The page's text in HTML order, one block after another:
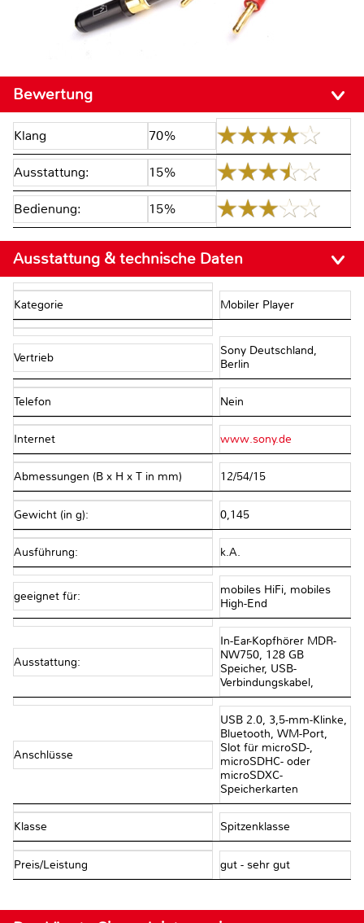
Bewertung
Klang 70%
Ausstattung: 15%
Bedienung: 15%
Ausstattung & technische Daten
Kategorie Mobiler Player
Vertrieb
Sony Deutschland,
Berlin
Telefon Nein
Internet www.sony.de
Abmessungen (B x H x T in mm) 12/54/15
Gewicht (in g): 0,145
Ausführung: k.A.
geeignet für:
mobiles HiFi, mobiles
High-End
Ausstattung:
In-Ear-Kopfhörer MDR-
NW750, 128 GB
Speicher, USB-
Verbindungskabel,
Anschlüsse
USB 2.0, 3,5-mm-Klinke,
Bluetooth, WM-Port,
Slot für microSD-,
microSDHC- oder
microSDXC-
Speicherkarten
Klasse Spitzenklasse
Preis/Leistung gut - sehr gut